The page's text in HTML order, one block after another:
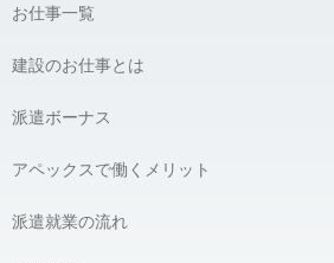
お仕事一覧
建設のお仕事とは
派遣ボーナス
アペックスで働くメリット
派遣就業の流れ